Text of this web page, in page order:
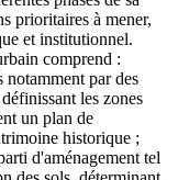
prioritaires à mener,
et institutionnel.
comprend :
notamment par des
les zones
un plan de
historique ;
d'aménagement tel